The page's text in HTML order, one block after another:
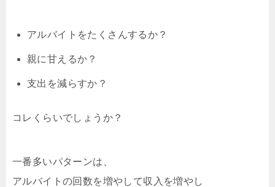
アルバイトをたくさんするか？
親に甘えるか？
支出を減らすか？
コレくらいでしょうか？
一番多いパターンは、
アルバイトの回数を増やして収入を増やし